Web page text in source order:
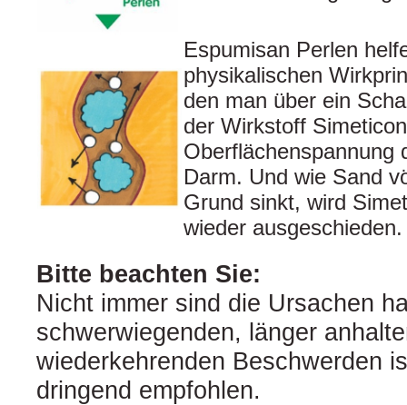
Espumisan Perlen
physikalischen
den man über ein
der Wirkstoff
Oberflächenspannung
Darm. Und wie Sand
Grund sinkt, wird
wieder ausgeschieden.
Bitte beachten Sie:
Nicht immer sind die Ursachen
schwerwiegenden, länger
wiederkehrenden Beschwerden
dringend empfohlen.